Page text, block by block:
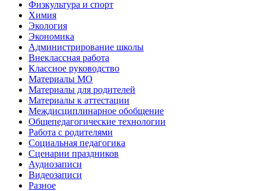
Физкультура и спорт
Химия
Экология
Экономика
Администрирование школы
Внеклассная работа
Классное руководство
Материалы МО
Материалы для родителей
Материалы к аттестации
Междисциплинарное обобщение
Общепедагогические технологии
Работа с родителями
Социальная педагогика
Сценарии праздников
Аудиозаписи
Видеозаписи
Разное